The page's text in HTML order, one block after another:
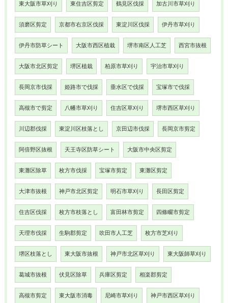
東大阪市草刈り 東住吉区剪定 鶴見区伐採 加古川市草刈り
須磨区剪定 京都市右京区伐採 東淀川区伐採 伊丹市草刈り
伊丹市防草シート 大阪市西区植栽 堺市南区人工芝 西宮市抜根
大阪市北区剪定 堺区植栽 柏原市草刈り 宇治市草刈り
長岡京市伐採 姫路市で伐採 垂水区で伐採 宝塚市で伐採
高槻市で剪定 八幡市草刈り 住吉区草刈り 堺市西区草刈り
川辺郡伐採 東淀川区枝落とし 京田辺市伐採 長岡京市剪定
阿倍野区抜根 天王寺区防草シート 大阪市中央区剪定
東灘区除草 枚方市伐採 宝塚市剪定 東灘区剪定
大津市抜根 神戸市北区剪定 明石市草刈り 長田区剪定
住吉区伐採 枚方市枝落とし 富田林市剪定 四條畷市剪定
天理市伐採 生駒郡剪定 吹田市人工芝 枚方市芝刈り
堺区枝落とし 東大阪市抜根 神戸市北区草刈り 東大阪師草刈り
葛城市抜根 伏見区除草 兵庫区剪定 相楽郡剪定
高槻市剪定 東大阪市消毒 尼崎市草刈り 神戸市西区草刈り